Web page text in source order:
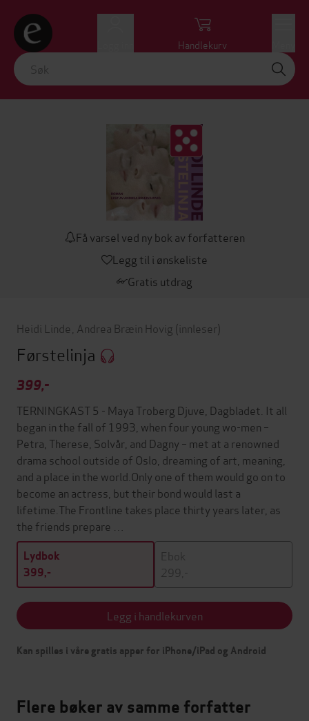
Handlekurv
Få varsel ved ny bok av forfatteren
Legg til i ønskeliste
Gratis utdrag
Heidi Linde Andrea Bræin Hovig (innleser)
Førstelinja
399,-
TERNINGKAST 5 - Maya Troberg Djuve, Dagbladet. It all
began in the fall of 1993, when four young wo-men –
Petra, Therese, Solvår, and Dagny – met at a renowned
drama school outside of Oslo, dreaming of art, meaning,
and a place in the world.Only one of them would go on to
become an actress, but their bond would last a
lifetime.The Frontline takes place thirty years later, as
the friends prepare …
Lydbok
399,-
Ebok
299,-
Legg i handlekurven
Kan spilles i våre gratis apper for iPhone/iPad og Android
Flere bøker av samme forfatter